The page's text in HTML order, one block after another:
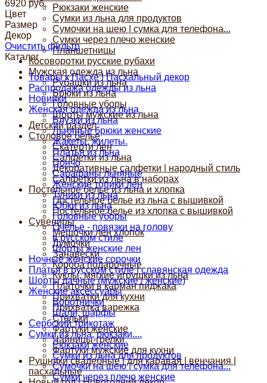
Рюкзаки женские
Сумки из льна для продуктов
Сумочки на шею | сумка для телефона...
Сумки через плечо женские
Планшетницы
Косоворотки русские рубахи
Мужская одежда из льна
Рубашки из льна
Брюки из льна
Головные уборы
Шорты мужские из льна
Детский раздел
Столовое белье
Скатерти лен
Салфетки из льна
Декоративные салфетки | народный стиль
Салфетки из льна в наборах
Постельное белье из льна и хлопка
Постельное белье из льна с вышивкой
Постельное белье из хлопка с вышивкой
Сувениры
Мешочки лен хлопок
Думочки
Занавески
Короба подарочные
Куклы, мягкие игрушки из льна
Платочки в карман пиджака
Прихватки для кухни
Прихватка варежка
Стельки
Фартуки женские
Чайницы-грелки
Фартуки мужские для кухни
Рушники свадебные | для каравая | венчания |
пасхальные
6920 руб.
Цвет
Размер
Декор
Очистить фильтр
Каталог
Товары к Пасхе | Пасхальный декор
Распродажа одежды из льна
Новинки
Женская одежда из льна
Блузки из льна
Льняные брюки женские
Жакеты, жилеты.
Платья из льна
Пончо
Сарафаны льняные
Женские топики лен
Туники из льна
Юбки из льна
Головные уборы
Очелье - повязки на голову
в русском стиле
Шорты женские лен
Ночные женские сорочки
Платья в русском стиле | славянская одежда
Шорты дачные (мужские / женские)
Женские аксессуары
Воротнички
Шали, шарфы
Сербский трикотаж
Сумки из льна, рюкзаки....
Рюкзаки женские
Сумки из льна для продуктов
Сумочки на шею | сумка для телефона...
Сумки через плечо женские